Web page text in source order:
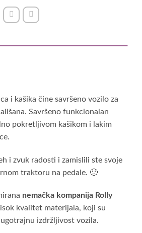
i kašika čine savršeno vozilo za
Savršeno funkcionalan
pokretljivom kašikom i lakim
i zvuk radosti i zamislili ste svoje
traktoru na pedale. 🙂
nemačka kompanija Rolly
kvalitet materijala, koji su
izdržljivost vozila.